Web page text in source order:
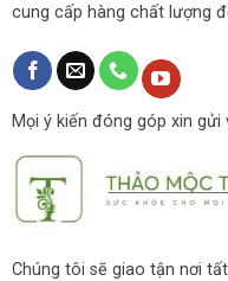
cung cấp hàng chất lượng
Mọi ý kiến đóng góp xin gửi
Chúng tôi sẽ giao tận nơi